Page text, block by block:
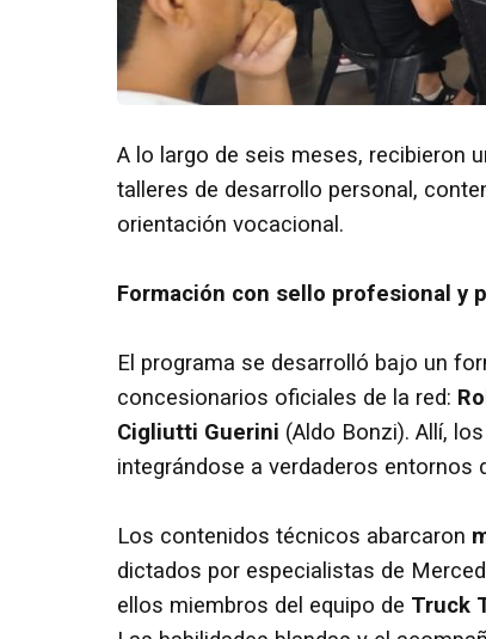
A lo largo de seis meses, recibieron
talleres de desarrollo personal,
orientación vocacional.
Formación con sello profesional y
El programa se desarrolló bajo un
concesionarios oficiales de la red:
Cigliutti Guerini (Aldo Bonzi). Allí,
integrándose a verdaderos entornos
Los contenidos técnicos abarcaron
dictados por especialistas de
ellos miembros del equipo de Truck